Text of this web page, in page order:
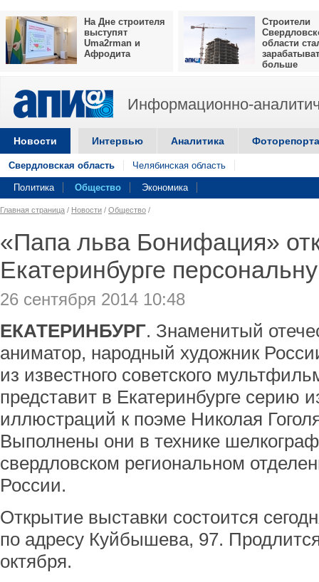
На Дне строителя
выступят
Uma2rman и
Афродита
Строители
области
больше
Информационно-
Новости Интервью Аналитика
Свердловская область Челябинская область
Политика Общество Экономика
Главная страница / Новости / Общество /
«Папа льва Бонифация»
Екатеринбурге
26 сентября 2014 10:48
ЕКАТЕРИНБУРГ. Знаменитый
аниматор, народный художник
из известного советского
представит в Екатеринбурге серию
иллюстраций к поэме Николая
Выполнены они в технике
свердловском региональном
России.
Открытие выставки состоится
по адресу Куйбышева, 97.
октября.